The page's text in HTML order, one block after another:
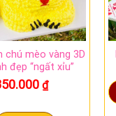
chú mèo vàng 3D
đẹp “ngất xỉu”
₫